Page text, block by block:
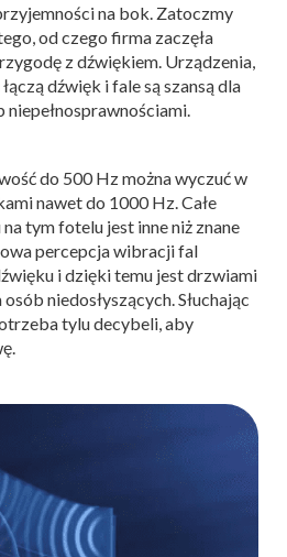
na bok. Zatoczmy
od czego firma zaczęła
z dźwiękiem. Urządzenia,
dźwięk i fale są szansą dla
do 500 Hz można wyczuć w
nawet do 1000 Hz. Całe
tym fotelu jest inne niż znane
percepcja wibracji fal
i dzięki temu jest drzwiami
niedosłyszących. Słuchając
tylu decybeli, aby